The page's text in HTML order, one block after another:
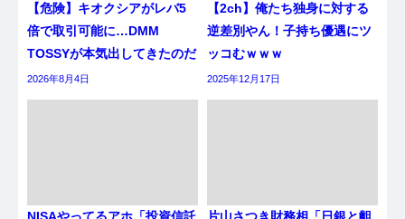
【危険】キオクシアがレバ5
倍で取引可能に…DMM
TOSSYが本気出してきたのだ
2026年8月4日
【2ch】俺たち独身に対する
逆差別やん！子持ち優遇にツ
ッコむｗｗｗ
2025年12月17日